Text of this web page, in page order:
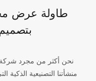
نحن أكثر من مجرد